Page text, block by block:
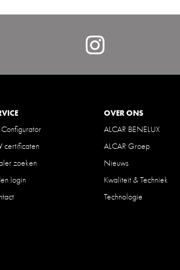
Instagram
certificaten
zoeken
login
OVER ONS
ALCAR BENELUX
ALCAR Groep
Nieuws
Kwaliteit & Techniek
Technologie